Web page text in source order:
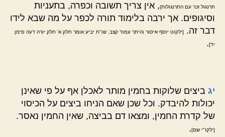
תרנגול זכר עם התרנגולות), אין צריך תשובה וכפרה, בתעניות
וסיגופים. אך ירבה בלימוד תורה לכפר על מה שבא לידו
דבר זה.
[ילקוט יוסף איסור והיתר עמוד קצב. שו"ת יביע אומר חלק א' חלק יורה דעה סימן
יד].
יג ביצים שלוקות בחמין מותר לאכלן אף על פי שאינן
יכולות להיבדק. וכל שכן שאם הניחו ביצים על הכיסוי
של קדרת החמין, ומצאו דם בביצה, שאין החמין נאסר.
[ילקו"י שם].